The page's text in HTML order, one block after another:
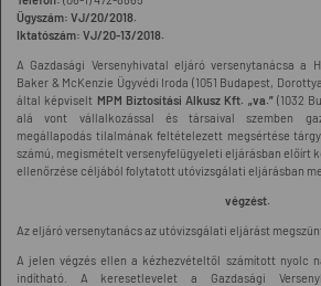
Ügyszám: VJ/20/2018.
Iktatószám: VJ/20-13/2018.
A Gazdasági Versenyhivatal eljáró versenytanácsa a
Baker & McKenzie Ügyvédi Iroda (1051 Budapest,
által képviselt MPM Biztosítási Alkusz Kft. „va.” (1032
alá vont vállalkozással és társaival szemben
megállapodás tilalmának feltételezett megsértése
számú, megismételt versenyfelügyeleti eljárásban előírt
ellenőrzése céljából folytatott utóvizsgálati eljárásban
végzést.
Az eljáró versenytanács az utóvizsgálati eljárást
A jelen végzés ellen a kézhezvételtől számított nyolc
indítható. A keresetlevelet a Gazdasági